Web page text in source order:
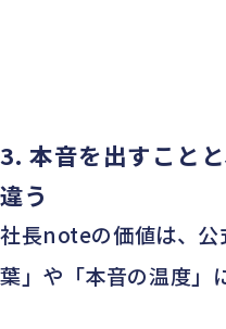
3.本音を出すこと
違う
社長noteの価値は、公
葉」や「本音の温度」